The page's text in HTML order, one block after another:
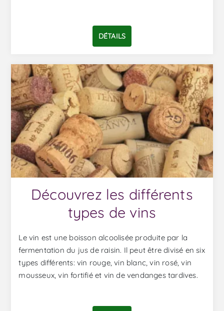
DÉTAILS
Découvrez les différents
types de vins
Le vin est une boisson alcoolisée produite par la
fermentation du jus de raisin. Il peut être divisé en six
types différents: vin rouge, vin blanc, vin rosé, vin
mousseux, vin fortifié et vin de vendanges tardives.